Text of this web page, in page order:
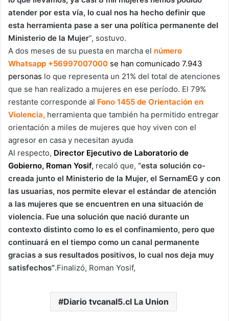
atender por esta vía, lo cual nos ha hecho definir que
esta herramienta pase a ser una política permanente del
Ministerio de la Mujer”, sostuvo.
A dos meses de su puesta en marcha el número
Whatsapp +56997007000 se han comunicado 7.943
personas lo que representa un 21% del total de atenciones
que se han realizado a mujeres en ese período. El 79%
restante corresponde al Fono 1455 de Orientación en
Violencia, herramienta que también ha permitido entregar
orientación a miles de mujeres que hoy viven con el
agresor en casa y necesitan ayuda
Al respecto, Director Ejecutivo de Laboratorio de
Gobierno, Roman Yosif, recaló que, “esta solución co-
creada junto el Ministerio de la Mujer, el SernamEG y con
las usuarias, nos permite elevar el estándar de atención
a las mujeres que se encuentren en una situación de
violencia. Fue una solución que nació durante un
contexto distinto como lo es el confinamiento, pero que
continuará en el tiempo como un canal permanente
gracias a sus resultados positivos, lo cual nos deja muy
satisfechos”.Finalizó, Roman Yosif,
Diario tvcanal5.cl La Union